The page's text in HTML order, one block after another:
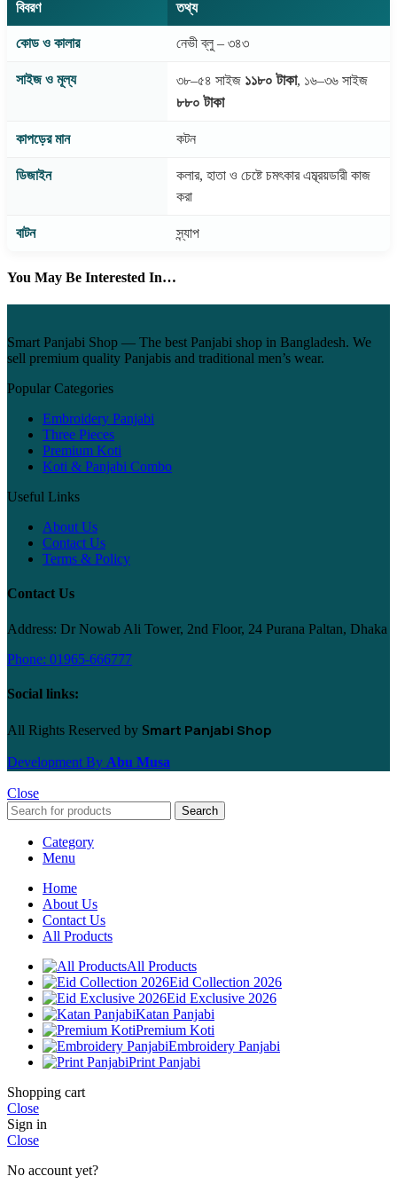
বিবরণ তথ্য
কোড ও কালার নেভী ব্লু – ৩৪৩
সাইজ ও মূল্য ৩৮–৫৪ সাইজ ১১৮০ টাকা, ১৬–৩৬ সাইজ
৮৮০ টাকা
কাপড়ের মান কটন
ডিজাইন
কলার, হাতা ও চেষ্টে চমৎকার এম্ব্রয়ডারী কাজ
করা
বাটন স্ন্যাপ
You May Be Interested In…
Smart Panjabi Shop — The best Panjabi shop in Bangladesh. We
sell premium quality Panjabis and traditional men’s wear.
Popular Categories
Embroidery Panjabi
Three Pieces
Premium Koti
Koti & Panjabi Combo
Useful Links
About Us
Contact Us
Terms & Policy
Contact Us
Address: Dr Nowab Ali Tower, 2nd Floor, 24 Purana Paltan, Dhaka
Phone: 01965-666777
Social links:
All Rights Reserved by Smart Panjabi Shop
Development By Abu Musa
Close
Search
Category
Menu
Home
About Us
Contact Us
All Products
All Products
Eid Collection 2026
Eid Exclusive 2026
Katan Panjabi
Premium Koti
Embroidery Panjabi
Print Panjabi
Shopping cart
Close
Sign in
Close
No account yet?